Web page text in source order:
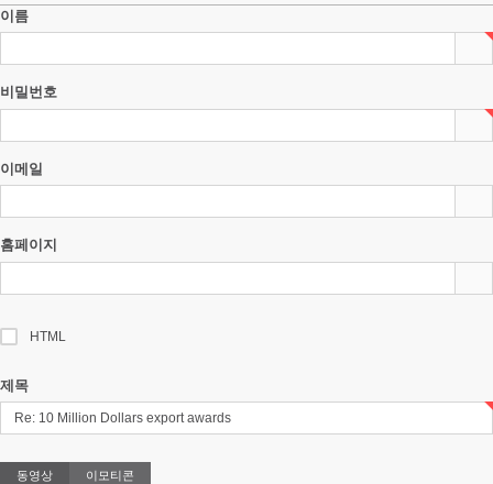
이름
비밀번호
이메일
홈페이지
HTML
제목
동영상 이모티콘